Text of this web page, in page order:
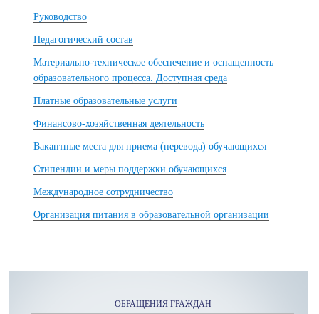
Руководство
Педагогический состав
Материально-техническое обеспечение и оснащенность
образовательного процесса. Доступная среда
Платные образовательные услуги
Финансово-хозяйственная деятельность
Вакантные места для приема (перевода) обучающихся
Стипендии и меры поддержки обучающихся
Международное сотрудничество
Организация питания в образовательной организации
ОБРАЩЕНИЯ ГРАЖДАН